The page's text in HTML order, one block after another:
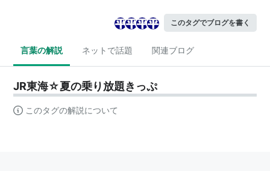
このタグでブログを書く
言葉の解説 ネットで話題 関連ブログ
JR東海☆夏の乗り放題きっぷ
このタグの解説について